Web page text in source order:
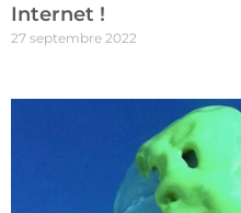
Internet !
27 septembre 2022